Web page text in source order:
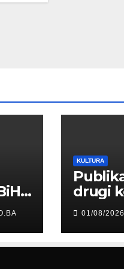
KULTURA
drugi
01/08/2026